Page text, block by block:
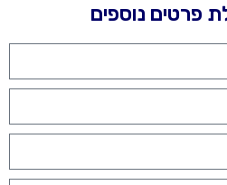
פרטים נוספים